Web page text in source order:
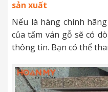
sản xuất
Nếu là hàng chính
của tấm ván gỗ sẽ có
thông tin. Bạn có thể